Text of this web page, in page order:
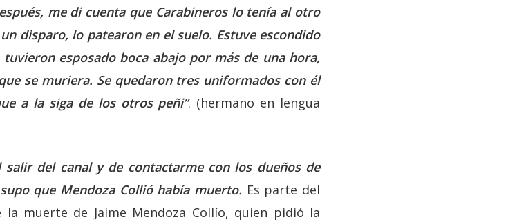
me di cuenta que Carabineros lo tenía al otro
disparo, lo patearon en el suelo. Estuve escondido
esposado boca abajo por más de una hora,
se muriera. Se quedaron tres uniformados con él
a la siga de los otros peñi”. (hermano en lengua
salir del canal y de contactarme con los dueños de
que Mendoza Collió había muerto. Es parte del
muerte de Jaime Mendoza Collío, quien pidió la